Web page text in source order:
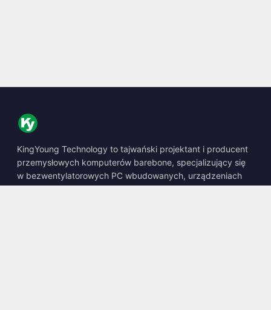
KingYoung Technology to tajwański projektant i producent
przemysłowych komputerów barebone, specjalizujący się
w bezwentylatorowych PC wbudowanych, urządzeniach
edge AI oraz wytrzymałych rozwiązaniach obliczeniowych.